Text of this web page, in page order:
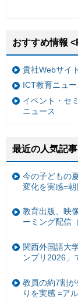
おすすめ情報
貴社Webサイ
ICT教育ニュ
イベント・セ
ニュース
最近の人気記事
今の子どもの
変化を実感=朝
教育出版、映
ーミング配信
関西外国語大
ンプリ2026」
教員の約7割
りを実感 =ア